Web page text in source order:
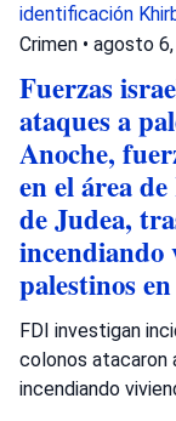
identificación
Crimen • agosto
Fuerzas
ataques a
Anoche,
en el área
de Judea,
incendiando
palestinos
FDI investigan
colonos atacaron
incendiando